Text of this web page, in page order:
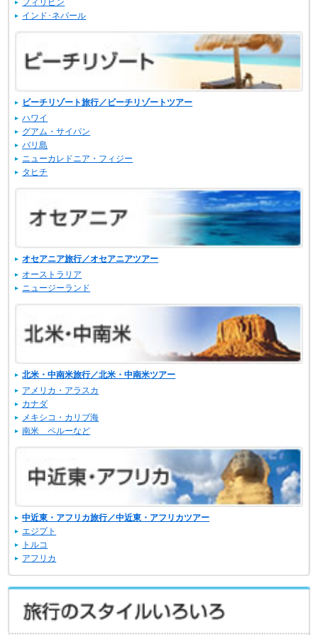
フィリピン
インド･ネパール
ビーチリゾート旅行／ビーチリゾートツアー
ハワイ
グアム・サイパン
バリ島
ニューカレドニア・フィジー
タヒチ
オセアニア旅行／オセアニアツアー
オーストラリア
ニュージーランド
北米・中南米旅行／北米・中南米ツアー
アメリカ・アラスカ
カナダ
メキシコ・カリブ海
南米 ペルーなど
中近東・アフリカ旅行／中近東・アフリカツアー
エジプト
トルコ
アフリカ